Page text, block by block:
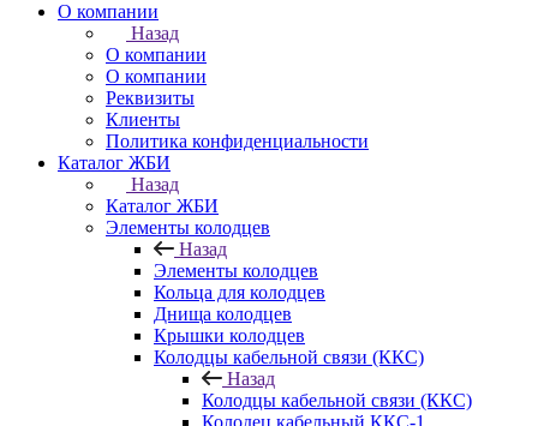
О компании
Назад
О компании
О компании
Реквизиты
Клиенты
Политика конфиденциальности
Каталог ЖБИ
Назад
Каталог ЖБИ
Элементы колодцев
Назад
Элементы колодцев
Кольца для колодцев
Днища колодцев
Крышки колодцев
Колодцы кабельной связи (ККС)
Назад
Колодцы кабельной связи (ККС)
Колодец кабельный ККС-1